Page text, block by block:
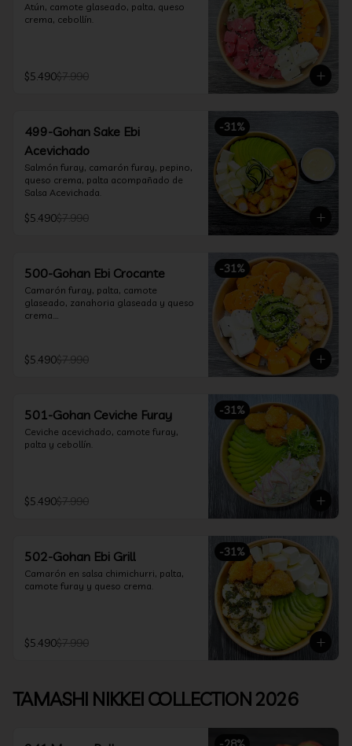
Atún, camote glaseado, palta, queso
crema, cebollín.
$5.490$7.990
-31%
499-Gohan Sake Ebi
Acevichado
Salmón furay, camarón furay, pepino,
queso crema, palta acompañado de
Salsa Acevichada.
$5.490$7.990
-31%
500-Gohan Ebi Crocante
Camarón furay, palta, camote
glaseado, zanahoria glaseada y queso
crema.
$5.490$7.990
-31%
501-Gohan Ceviche Furay
Ceviche acevichado, camote furay,
palta y cebollín.
$5.490$7.990
-31%
502-Gohan Ebi Grill
Camarón en salsa chimichurri, palta,
camote furay y queso crema.
$5.490$7.990
TAMASHI NIKKEI COLLECTION 2026